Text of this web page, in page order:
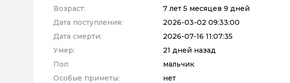
Возраст:
7 лет 5 месяцев 9 дней
Дата поступления:
2026-03-02 09:33:00
Дата смерти:
2026-07-16 11:07:35
Умер:
21 дней назад
Пол:
мальчик
Особые приметы:
нет